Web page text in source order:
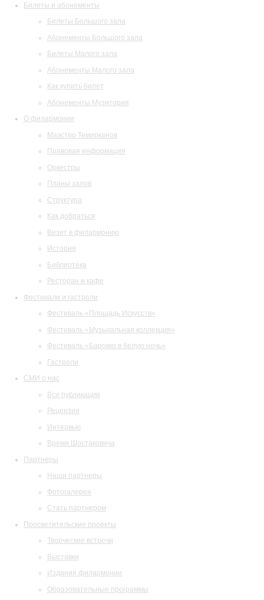
Билеты и абонементы
Билеты Большого зала
Абонементы Большого зала
Билеты Малого зала
Абонементы Малого зала
Как купить билет
Абонементы Музитория
О филармонии
Маэстро Темирканов
Правовая информация
Оркестры
Планы залов
Структура
Как добраться
Визит в филармонию
История
Библиотека
Ресторан и кафе
Фестивали и гастроли
Фестиваль «Площадь Искусств»
Фестиваль «Музыкальная коллекция»
Фестиваль «Барокко в белую ночь»
Гастроли
СМИ о нас
Все публикации
Рецензии
Интервью
Время Шостаковича
Партнеры
Наши партнеры
Фотогалерея
Стать партнером
Просветительские проекты
Творческие встречи
Выставки
Издания филармонии
Образовательные программы